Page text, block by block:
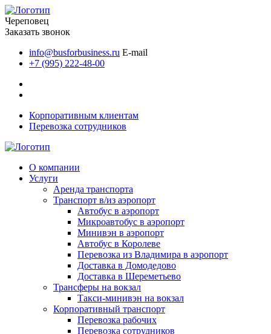
Череповец
Заказать звонок
info@busforbusiness.ru E-mail
+7 (995) 222-48-00
Корпоративным клиентам
Перевозка сотрудников
О компании
Услуги
Аренда транспорта
Транспорт в/из аэропорт
Автобус в аэропорт
Микроавтобус в аэропорт
Минивэн в аэропорт
Автобус в Королеве
Перевозка из Владимира в аэропорт
Доставка в Домодедово
Доставка в Шереметьево
Трансферы на вокзал
Такси-минивэн на вокзал
Корпоративный транспорт
Перевозка рабочих
Перевозка сотрудников